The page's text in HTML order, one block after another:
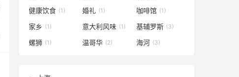
健康饮食 (1) 婚礼 (1) 咖啡馆 (1)
家乡 (1) 意大利风味 (1) 基辅罗斯 (3)
螺狮 (1) 温哥华 (2) 海河 (3)